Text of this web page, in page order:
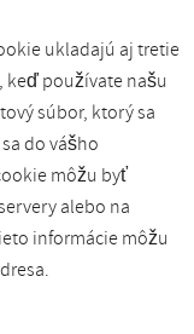
ukladajú aj tretie
používate našu
súbor, ktorý sa
do vášho
môžu byť
alebo na
informácie môžu